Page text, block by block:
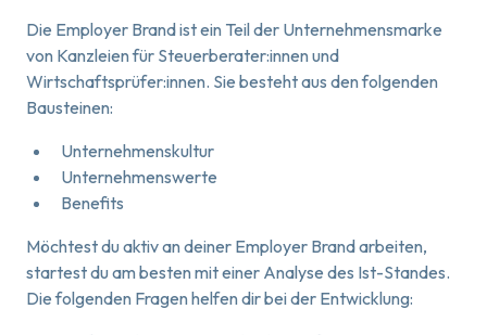
Die Employer Brand ist ein Teil der Unternehmensmarke
von Kanzleien für Steuerberater:innen und
Wirtschaftsprüfer:innen. Sie besteht aus den folgenden
Bausteinen:
Unternehmenskultur
Unternehmenswerte
Benefits
Möchtest du aktiv an deiner Employer Brand arbeiten,
startest du am besten mit einer Analyse des Ist-Standes.
Die folgenden Fragen helfen dir bei der Entwicklung: